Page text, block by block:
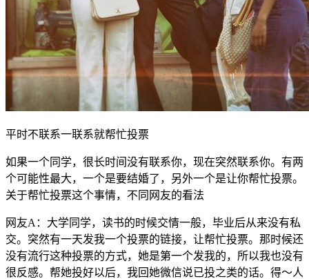
平时不联系一联系就帮忙投票
如果一个同学，很长时间没有联系你，现在突然联系你。有两
个可能性最大，一个是要结婚了，另外一个是让你帮忙投票。
关于帮忙投票这个事情，不同网友的看法
网友A：大学同学，读书的时候交情一般，毕业后从来没有私
交。突然有一天发我一个投票的链接，让帮忙投票。那时候还
没有流行这种投票的方式，她是第一个发我的，所以我也没有
很反感。帮她投好以后，我回她微信说已投之类的话。得～人